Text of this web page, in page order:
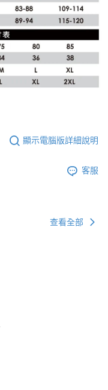
顯示電腦版詳細說明
客服
查看全部